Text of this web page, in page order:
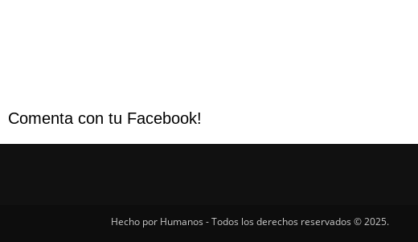
Comenta con tu Facebook!
Hecho por Humanos - Todos los derechos reservados © 2025.